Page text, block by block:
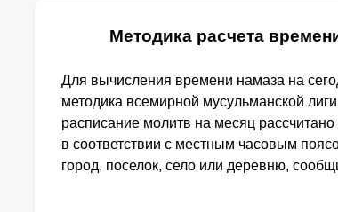
Методика расчета
Для вычисления времени намаза на
методика всемирной мусульманской
расписание молитв на месяц
в соответствии с местным часовым
город, поселок, село или деревню,